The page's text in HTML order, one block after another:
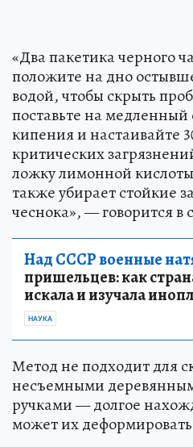
«Два пакетика черного
положите на дно
водой, чтобы скрыть
поставьте на медленный
кипения и настаивайте
критических
ложку лимонной
также убирает стойкие
чеснока», — говорится
Над СССР военные
пришельцев: как
искала и изучала
НАУКА
Метод не подходит для
несъемными
ручками — долгое
может их